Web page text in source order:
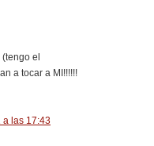
el
a tocar a MI!!!!!!
a las 17:43